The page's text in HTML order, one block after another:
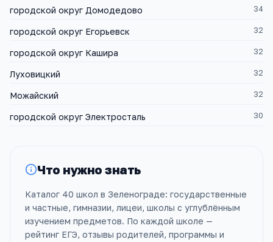
городской округ Домодедово 34
городской округ Егорьевск 32
городской округ Кашира 32
Луховицкий 32
Можайский 32
городской округ Электросталь 30
Что нужно знать
Каталог 40 школ в Зеленограде: государственные
и частные, гимназии, лицеи, школы с углублённым
изучением предметов. По каждой школе —
рейтинг ЕГЭ, отзывы родителей, программы и